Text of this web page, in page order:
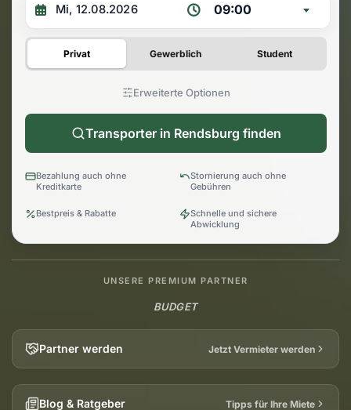
09:00
Privat Gewerblich Student
Erweiterte Optionen
Transporter in Rendsburg finden
Bezahlung auch ohne
Kreditkarte
Stornierung auch ohne
Gebühren
Bestpreis & Rabatte
Schnelle und sichere
Abwicklung
UNSERE PREMIUM PARTNER
BUDGET
Partner werden Jetzt Vermieter werden
Blog & Ratgeber Tipps für Ihre Miete